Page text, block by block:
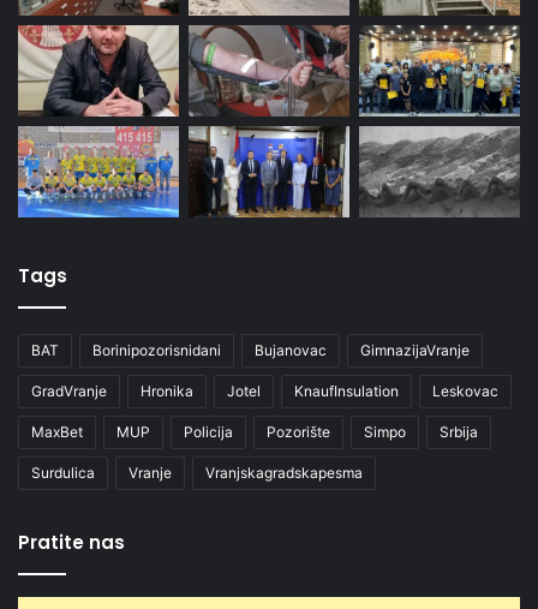
Tags
BAT Borinipozorisnidani Bujanovac GimnazijaVranje
GradVranje Hronika Jotel KnaufInsulation Leskovac
MaxBet MUP Policija Pozorište Simpo Srbija
Surdulica Vranje Vranjskagradskapesma
Pratite nas